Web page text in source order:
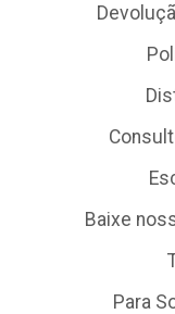
Baixe
Para